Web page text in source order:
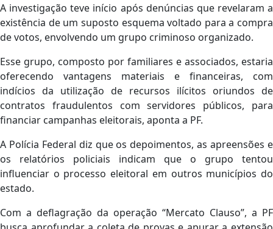
A investigação teve início após denúncias que revelaram a
existência de um suposto esquema voltado para a compra
de votos, envolvendo um grupo criminoso organizado.
Esse grupo, composto por familiares e associados, estaria
oferecendo vantagens materiais e financeiras, com
indícios da utilização de recursos ilícitos oriundos de
contratos fraudulentos com servidores públicos, para
financiar campanhas eleitorais, aponta a PF.
A Polícia Federal diz que os depoimentos, as apreensões e
os relatórios policiais indicam que o grupo tentou
influenciar o processo eleitoral em outros municípios do
estado.
Com a deflagração da operação “Mercato Clauso”, a PF